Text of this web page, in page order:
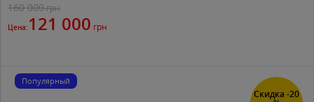
160 000грн
Цена: 121 000 грн
Скидка -20
Популярный